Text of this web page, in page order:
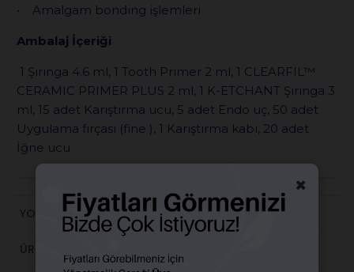
• Amalgam bonding işlemleri
Ambalaj İçeriği
1 Şırınga 4.6 ml, 1 Tooth Primer 2 ml, 1 CLEARFIL™
CERAMIC PRIMER PLUS 2 ml, 1 K-ETCHANT Şırınga 3
ml, 15 adet Karıştırma ucu, 5 adet Endo uç, 50 adet
Uygulama fırçası (fine ), 1 Karıştırma kabı, 20 adet
İğne ucu
YORUMLAR(0)
ÜRÜN ÖNERILERI
×